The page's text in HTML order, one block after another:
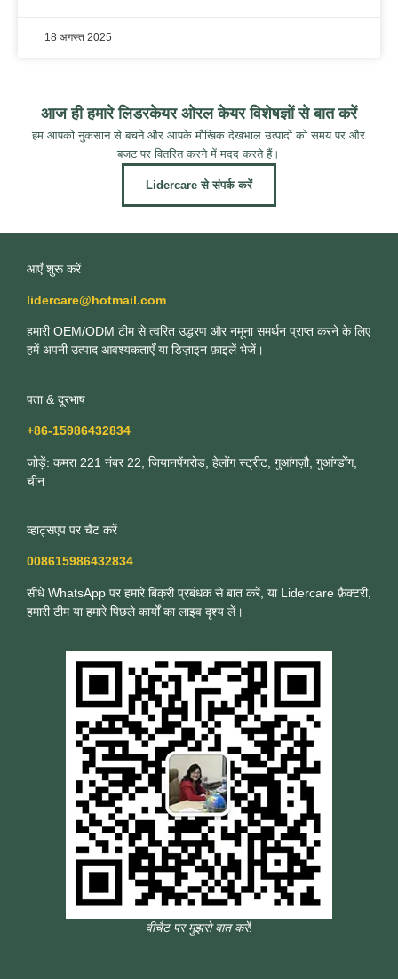
18 अगस्त 2025
आज ही हमारे लिडरकेयर ओरल केयर विशेषज्ञों से बात करें
हम आपको नुकसान से बचने और आपके मौखिक देखभाल उत्पादों को समय पर और
बजट पर वितरित करने में मदद करते हैं।
Lidercare से संपर्क करें
आएँ शुरू करें
lidercare@hotmail.com
हमारी OEM/ODM टीम से त्वरित उद्धरण और नमूना समर्थन प्राप्त करने के लिए
हमें अपनी उत्पाद आवश्यकताएँ या डिज़ाइन फ़ाइलें भेजें।
पता & दूरभाष
+86-15986432834
जोड़ें: कमरा 221 नंबर 22, जियानपेंगरोड, हेलोंग स्ट्रीट, गुआंगज़ौ, गुआंग्डोंग,
चीन
व्हाट्सएप पर चैट करें
008615986432834
सीधे WhatsApp पर हमारे बिक्री प्रबंधक से बात करें, या Lidercare फ़ैक्टरी,
हमारी टीम या हमारे पिछले कार्यों का लाइव दृश्य लें।
वीचैट पर मुझसे बात करें!